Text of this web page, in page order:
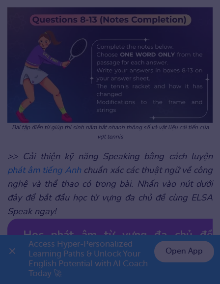
Bài tập điền từ giúp thí sinh nắm bắt nhanh thông số và vật liệu cải tiến của
vợt tennis
>> Cải thiện kỹ năng Speaking bằng cách luyện
phát âm tiếng Anhchuẩn xác các thuật ngữ về công
nghệ và thể thao có trong bài. Nhấn vào nút dưới
đây để bắt đầu học từ vựng đa chủ đề cùng ELSA
Speak ngay!
Học phát âm từ vựng đa chủ đề
ngay
👉 Premium 1 năm chỉ 999K
Access Hyper-Personalized
Learning Paths & Unlock Your
English Potential with AI Coach
Today 🚀
Open App